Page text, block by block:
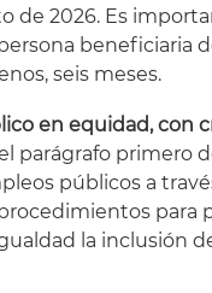
de 2026. Es
beneficiaria
seis meses.
en equidad, con
parágrafo primero
públicos a
para
la inclusión